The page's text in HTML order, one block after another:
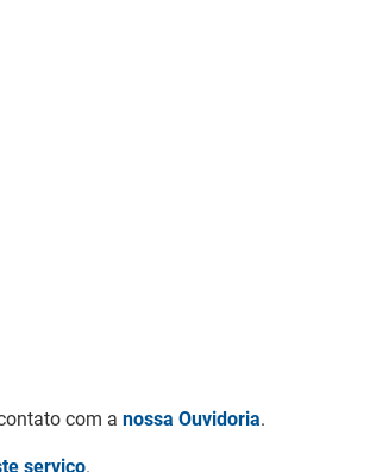
com a nossa Ouvidoria.
serviço.